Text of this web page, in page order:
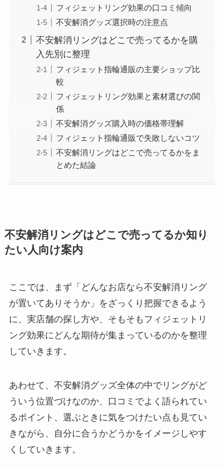
フィジェットリング効果の口コミ傾向
不安解消グッズ選択時の注意点
不安解消リングはどこで売ってるかを購
入先別に整理
フィジェット指輪通販の主要ショップ比
較
フィジェットリング効果と素材選びの関
係
不安解消グッズ購入時の価格帯理解
フィジェット指輪通販で失敗しないコツ
不安解消リングはどこで売ってるかをま
とめた結論
不安解消リングはどこで売ってるか知り
たい人向け案内
ここでは、まず「どんなお店なら不安解消リング
が置いてありそうか」をざっくり把握できるよう
に、実店舗の探し方や、そもそもフィジェットリ
ング効果にどんな期待が集まっているのかを整理
していきます。
あわせて、不安解消グッズ全体の中でリングがど
ういう位置づけなのか、口コミでよく語られてい
るポイント、選ぶときに気をつけたい点も見てい
きながら、自分に合うかどうかをイメージしやす
くしていきます。